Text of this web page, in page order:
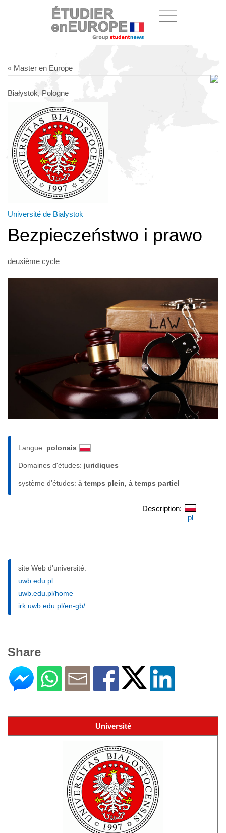
« Master en Europe
Białystok, Pologne
Université de Białystok
Bezpieczeństwo i prawo
deuxième cycle
Langue: polonais
Domaines d'études: juridiques
système d'études: à temps plein, à temps partiel
Description:
pl
site Web d'université:
uwb.edu.pl
uwb.edu.pl/home
irk.uwb.edu.pl/en-gb/
Share
Université